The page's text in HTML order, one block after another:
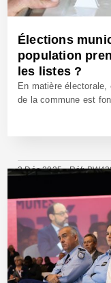
Élections
population
les listes ?
En matière électorale,
de la commune est
2 Déc 2025 - Réf: